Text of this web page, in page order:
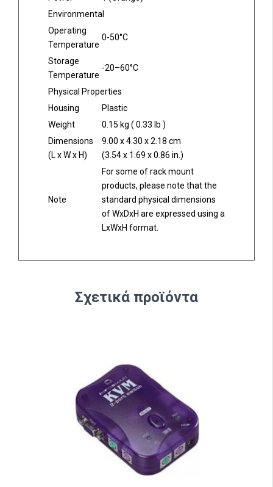
Environmental
Operating
Temperature
0-50°C
Storage
Temperature
-20–60°C
Physical Properties
Housing
Plastic
Weight
0.15 kg ( 0.33 lb )
Dimensions
(L x W x H)
9.00 x 4.30 x 2.18 cm
(3.54 x 1.69 x 0.86 in.)
Note
For some of rack mount
products, please note that the
standard physical dimensions
of WxDxH are expressed using a
LxWxH format.
Σχετικά προϊόντα